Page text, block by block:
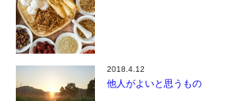
2018.4.12
他人がよいと思うもの